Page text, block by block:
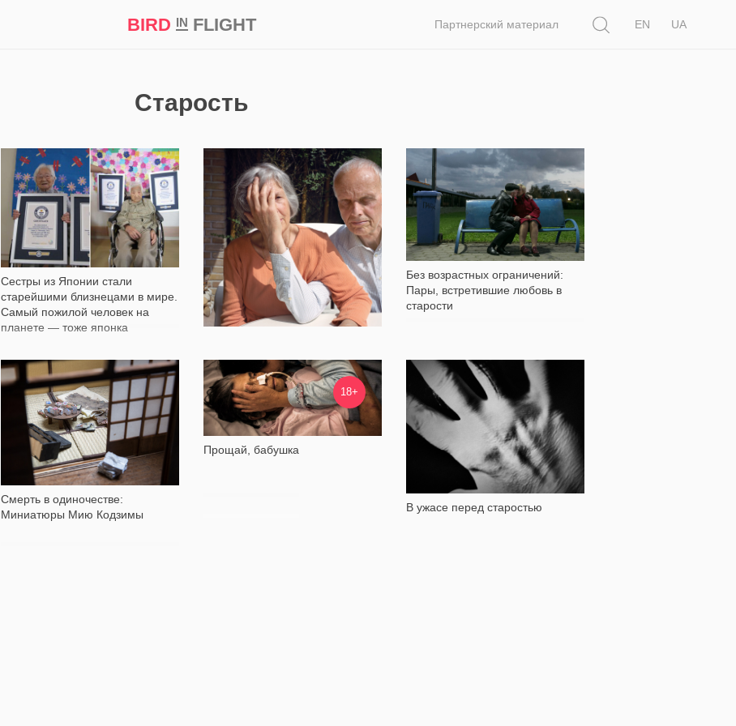
BIRD INFLIGHT Партнерский материал
EN
UA
Старость
Сестры из Японии стали
старейшими близнецами в мире.
Самый пожилой человек на
планете — тоже японка
5 336 1 401
Без возрастных ограничений:
Пары, встретившие любовь в
старости
4 393
Смерть в одиночестве:
Миниатюры Мию Кодзимы
38 996
18+
Прощай, бабушка
14 086
В ужасе перед старостью
6 494